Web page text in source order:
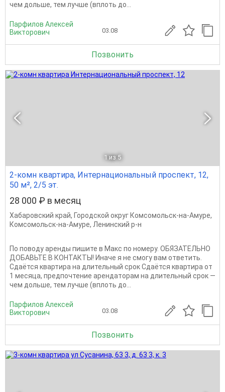
чем дольше, тем лучше (вплоть до...
Парфилов Алексей
Викторович
03.08
Позвонить
1 из 5
2-комн квартира, Интернациональный проспект, 12,
50 м², 2/5 эт.
28 000 ₽ в месяц
Хабаровский край, Городской округ Комсомольск-на-Амуре,
Комсомольск-на-Амуре, Ленинский р-н
По поводу аренды пишите в Макс по номеру. ОБЯЗАТЕЛЬНО
ДОБАВЬТЕ В КОНТАКТЫ! Иначе я не смогу вам ответить.
Сдаётся квартира на длительный срок Сдаётся квартира от
1 месяца, предпочтение арендаторам на длительный срок —
чем дольше, тем лучше (вплоть до...
Парфилов Алексей
Викторович
03.08
Позвонить